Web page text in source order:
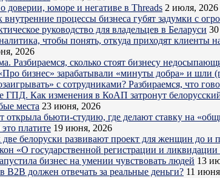
доверии, юморе и негативе в Threads 2 июля, 2026
процессы бизнеса губят задумки с
руководство для владельцев в Беларуси
чтобы понять, откуда приходят клиенты
2026
Разбираемся, сколько стоят бизнесу
бизнес» зарабатывали «минуты добра» и шли
с сотрудниками? Разбираемся, что
ГПД. Как изменения в КоАП затронут
места 23 июня, 2026
открыла бьюти-студию, где делают ставку на
платите 19 июня, 2026
белоруски развивают проект для женщин до и
«О государственной регистрации и ликвидации
бизнес на умении чувствовать людей 13
должен отвечать за реальные деньги? 11